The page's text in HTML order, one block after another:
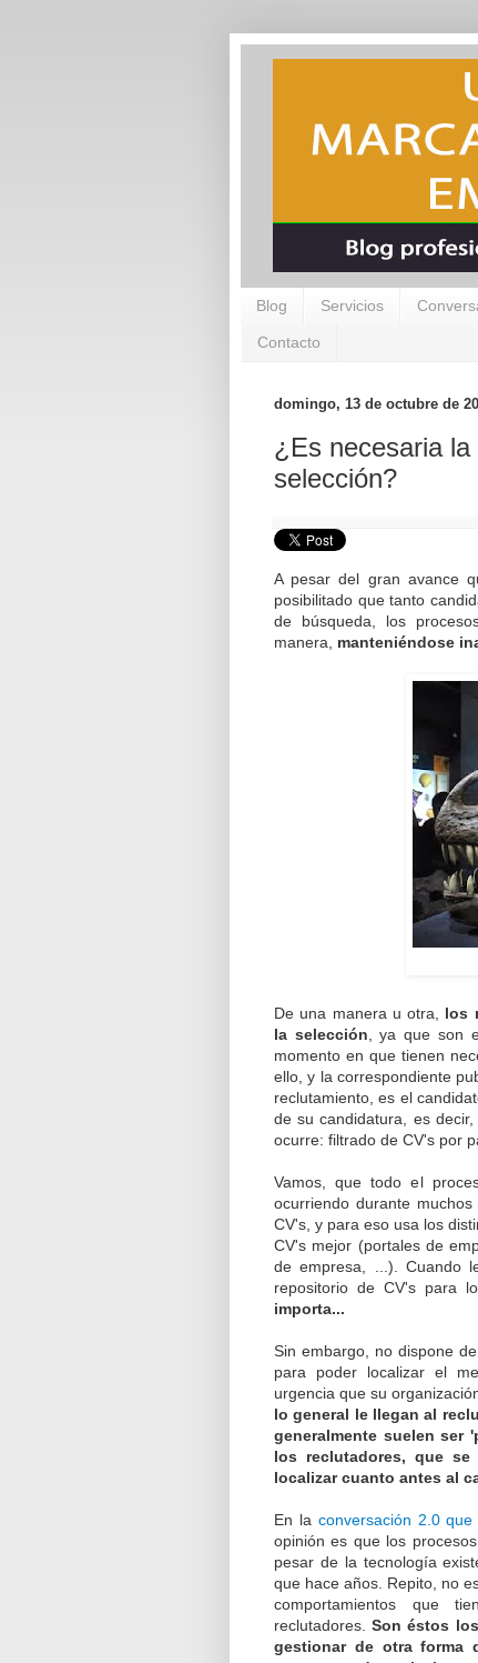
Blog Servicios
Contacto
domingo, 13 de octubre de
¿Es necesaria
selección?
A pesar del gran avance
posibilitado que tanto
de búsqueda, los
manera, manteniéndose
De una manera u otra, los
la selección , ya que son
momento en que tienen
ello, y la correspondiente
reclutamiento, es el
de su candidatura, es
ocurre: filtrado de CV's por
Vamos, que todo el
ocurriendo durante
CV's, y para eso usa los
CV's mejor (portales de
de empresa, ...). Cuando
repositorio de CV's para
importa...
Sin embargo, no dispone
para poder localizar el
urgencia que su
lo general le llegan al
generalmente suelen ser
los reclutadores, que
localizar cuanto antes al
En la conversación 2.0
opinión es que los
pesar de la tecnología
que hace años. Repito, no
comportamientos que
reclutadores.Son éstos
gestionar de otra forma